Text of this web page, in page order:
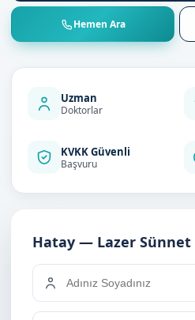
Hemen Ara
Uzman
Doktorlar
KVKK Güvenli
Başvuru
Hatay — Lazer Sünnet